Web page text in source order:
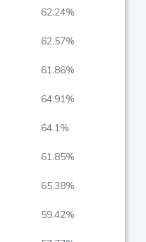
62.24%
62.57%
61.86%
64.91%
64.1%
61.85%
65.38%
59.42%